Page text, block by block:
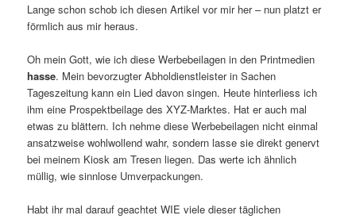
Lange schon schob ich diesen Artikel vor mir her – nun platzt er
förmlich aus mir heraus.
Oh mein Gott, wie ich diese Werbebeilagen in den Printmedien
hasse. Mein bevorzugter Abholdienstleister in Sachen
Tageszeitung kann ein Lied davon singen. Heute hinterliess ich
ihm eine Prospektbeilage des XYZ-Marktes. Hat er auch mal
etwas zu blättern. Ich nehme diese Werbebeilagen nicht einmal
ansatzweise wohlwollend wahr, sondern lasse sie direkt genervt
bei meinem Kiosk am Tresen liegen. Das werte ich ähnlich
müllig, wie sinnlose Umverpackungen.
Habt ihr mal darauf geachtet WIE viele dieser täglichen